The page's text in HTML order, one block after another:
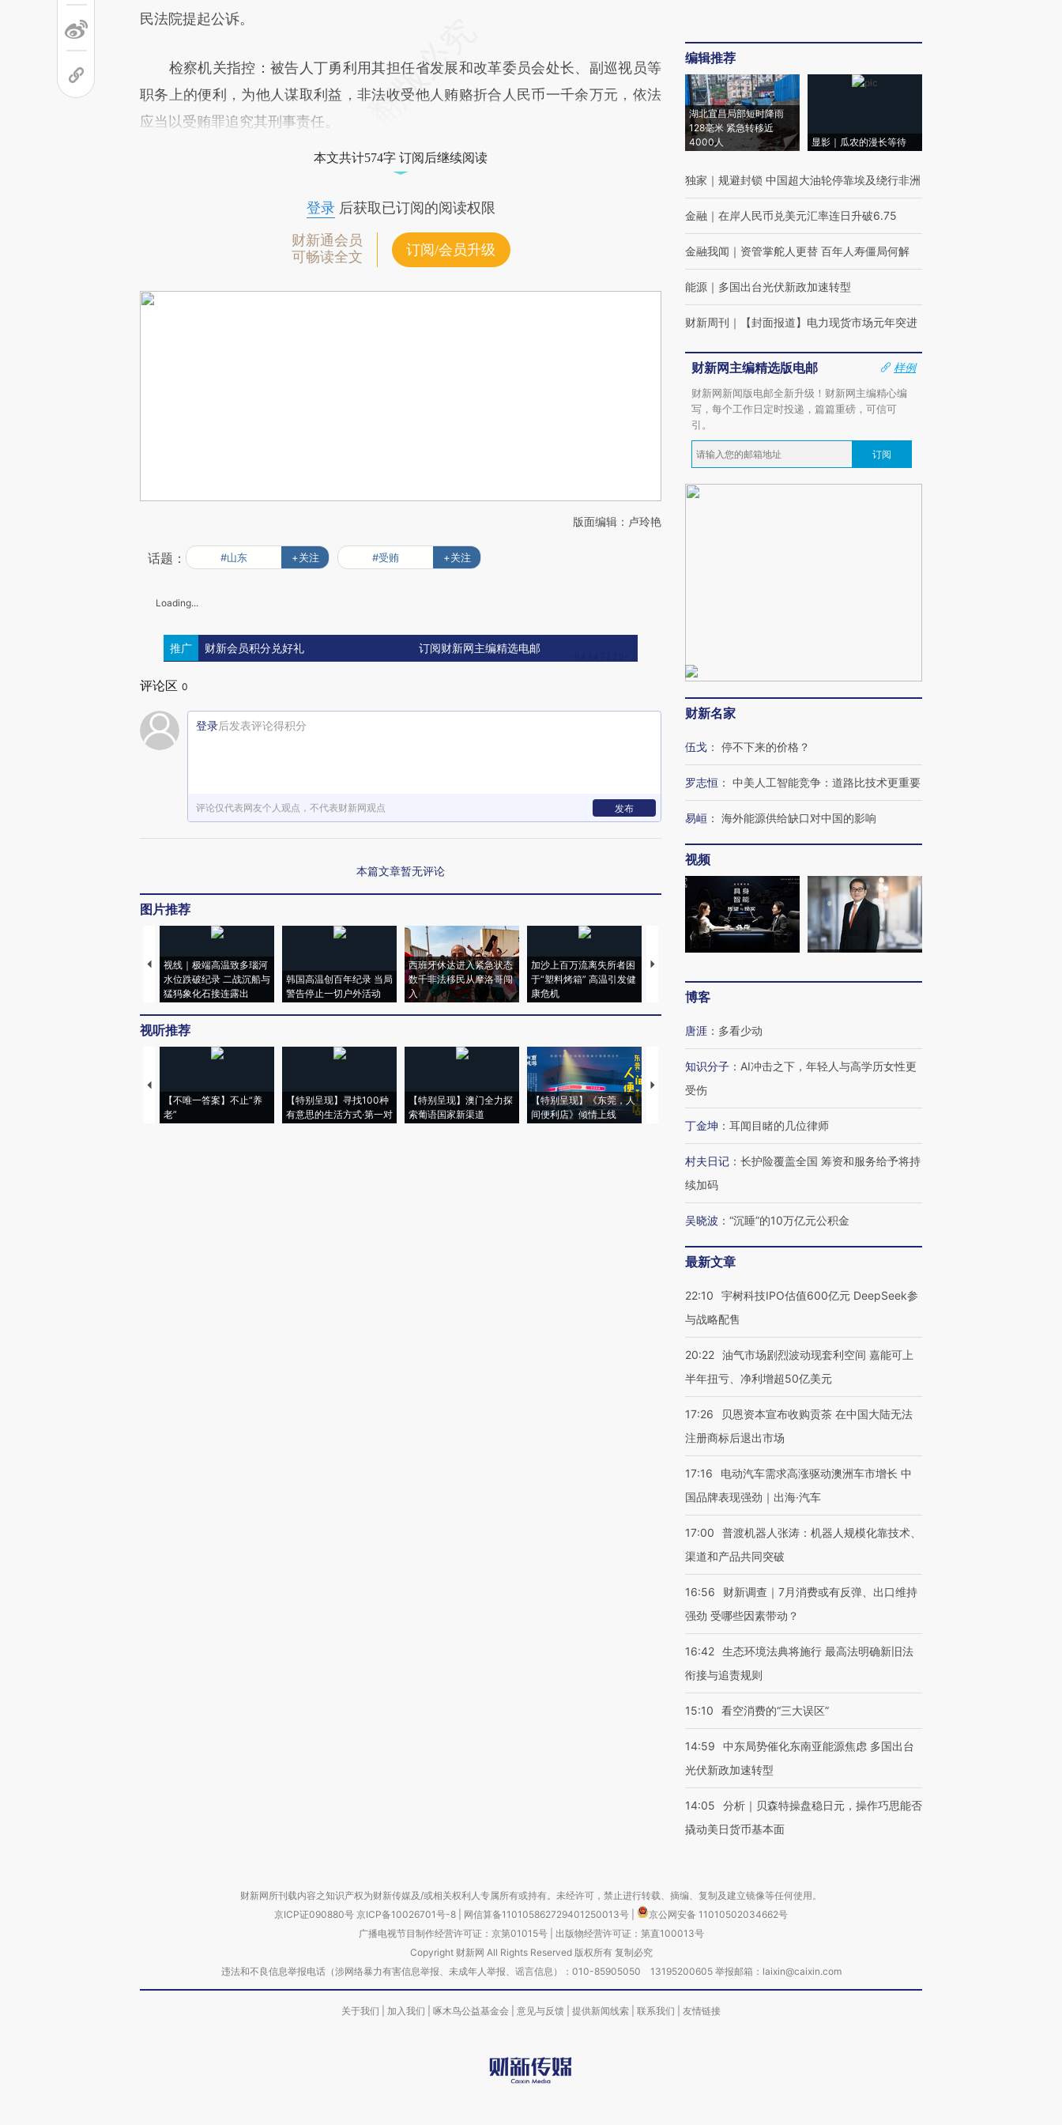
民法院提起公诉。
检察机关指控：被告人丁勇利用其担任省发展和改革委员会处长、副巡视员等
职务上的便利，为他人谋取利益，非法收受他人贿赂折合人民币一千余万元，依法
应当以受贿罪追究其刑事责任。
本文共计574字 订阅后继续阅读
登录后获取已订阅的阅读权限
财新通会员
可畅读全文
订阅/会员升级
版面编辑：卢玲艳
话题： #山东 +关注 #受贿 +关注
Loading...
推广 财新会员积分兑好礼 订阅财新网主编精选电邮
评论区 0
登录后发表评论得积分
评论仅代表网友个人观点，不代表财新网观点 发布
本篇文章暂无评论
图片推荐
视线｜极端高温致多瑙河
水位跌破纪录 二战沉船与
猛犸象化石接连露出
韩国高温创百年纪录 当局
警告停止一切户外活动
西班牙休达进入紧急状态
数千非法移民从摩洛哥闯
入
加沙上百万流离失所者困
于“塑料烤箱” 高温引发健
康危机
视线｜HYROX的吸金
术：是什么让中产们甘
心“花钱找虐”？
粒摇头丸 尿检体内含3种
度Z世代 用街头抗争将教
视听推荐
【不唯一答案】不止“养
老”
【特别呈现】寻找100种
有意思的生活方式·第一对
【特别呈现】澳门全力探
索葡语国家新渠道
【特别呈现】《东莞，人
间便利店》倾情上线
【推广】走进第四届链博
编辑推荐
湖北宜昌局部短时降雨
128毫米 紧急转移近
4000人
显影｜瓜农的漫长等待
独家 ｜ 规避封锁 中国超大油轮停靠埃及绕行非洲
金融 ｜ 在岸人民币兑美元汇率连日升破6.75
金融我闻 ｜ 资管掌舵人更替 百年人寿僵局何解
能源 ｜ 多国出台光伏新政加速转型
财新周刊 ｜ 【封面报道】电力现货市场元年突进
财新网主编精选版电邮
样例
财新网新闻版电邮全新升级！财新网主编精心编
写，每个工作日定时投递，篇篇重磅，可信可
引。
订阅
财新名家
伍戈 ： 停不下来的价格？
罗志恒 ： 中美人工智能竞争：道路比技术更重要
易峘 ： 海外能源供给缺口对中国的影响
视频
博客
唐涯 ： 多看少动
知识分子 ： AI冲击之下，年轻人与高学历女性更
受伤
丁金坤 ： 耳闻目睹的几位律师
村夫日记 ： 长护险覆盖全国 筹资和服务给予将持
续加码
吴晓波 ： “沉睡”的10万亿元公积金
最新文章
22:10
宇树科技IPO估值600亿元 DeepSeek参
与战略配售
20:22 油气市场剧烈波动现套利空间 嘉能可上
半年扭亏、净利增超50亿美元
17:26
贝恩资本宣布收购贡茶 在中国大陆无法
注册商标后退出市场
17:16
电动汽车需求高涨驱动澳洲车市增长 中
国品牌表现强劲｜出海·汽车
17:00
普渡机器人张涛：机器人规模化靠技术、
渠道和产品共同突破
16:56
财新调查｜7月消费或有反弹、出口维持
强劲 受哪些因素带动？
16:42 生态环境法典将施行 最高法明确新旧法
衔接与追责规则
15:10 看空消费的“三大误区”
14:59
中东局势催化东南亚能源焦虑 多国出台
光伏新政加速转型
14:05
分析｜贝森特操盘稳日元，操作巧思能否
撬动美日货币基本面
财新网所刊载内容之知识产权为财新传媒及/或相关权利人专属所有或持有。未经许可，禁止进行转载、摘编、复制及建立镜像等任何使用。
京ICP证090880号 京ICP备10026701号-8 网信算备110105862729401250013号
京公网安备 11010502034662号
广播电视节目制作经营许可证：京第01015号| 出版物经营许可证：第直100013号
Copyright 财新网 All Rights Reserved 版权所有 复制必究
违法和不良信息举报电话（涉网络暴力有害信息举报、未成年人举报、谣言信息）：010-85905050 13195200605 举报邮箱：laixin@caixin.com
关于我们 加入我们 啄木鸟公益基金会 意见与反馈 提供新闻线索 联系我们 友情链接